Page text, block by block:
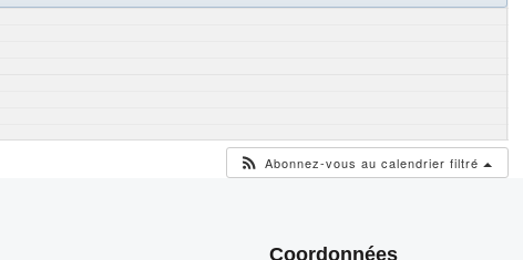
Abonnez-vous au calendrier filtré
Coordonnées